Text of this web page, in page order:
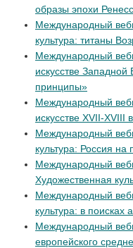
образы эпохи
Международный
культура: титаны
Международный
искусстве
принципы»
Международный
искусстве XVII-XVIII
Международный
культура: Россия на
Международный
Художественная
Международный
культура: в поисках
Международный
европейского